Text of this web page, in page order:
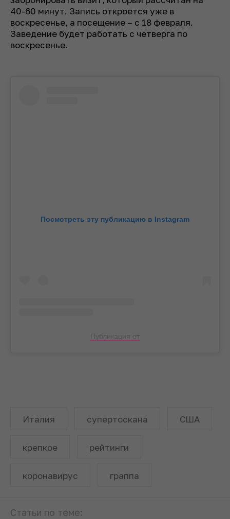
40-60 минут. Запись откроется уже в
воскресенье, а посещение – с 18 февраля.
Заведение будет работать с четверга по
воскресенье.
Посмотреть эту публикацию в Instagram
Италия супертоскана США
крепкое рейтинги
коронавирус граппа
Статьи по теме: